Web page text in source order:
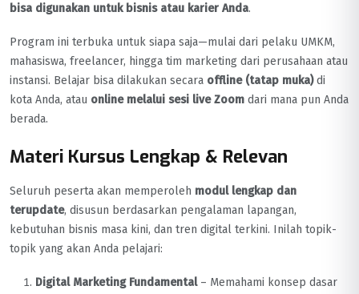
bisa digunakan untuk bisnis atau karier Anda.
Program ini terbuka untuk siapa saja—mulai dari pelaku UMKM,
mahasiswa, freelancer, hingga tim marketing dari perusahaan atau
instansi. Belajar bisa dilakukan secara offline (tatap muka)di
kota Anda, atau online melalui sesi live Zoom dari mana pun Anda
berada.
Materi Kursus Lengkap & Relevan
Seluruh peserta akan memperoleh modul lengkap dan
terupdate, disusun berdasarkan pengalaman lapangan,
kebutuhan bisnis masa kini, dan tren digital terkini. Inilah topik-
topik yang akan Anda pelajari:
Digital Marketing Fundamental– Memahami konsep dasar